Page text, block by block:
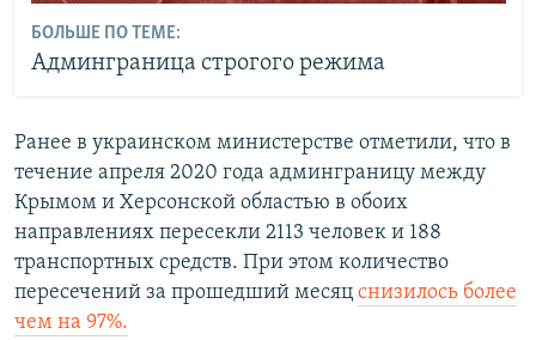
БОЛЬШЕ ПО ТЕМЕ:
Админграница строгого режима
Ранее в украинском министерстве отметили, что в
течение апреля 2020 года админграницу между
Крымом и Херсонской областью в обоих
направлениях пересекли 2113 человек и 188
транспортных средств. При этом количество
пересечений за прошедший месяц снизилось более
чем на 97%.